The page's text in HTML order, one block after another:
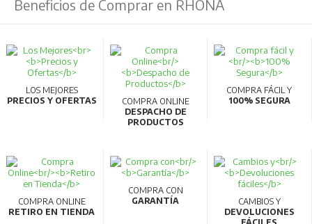
Beneficios de Comprar en RHONA
LOS MEJORES
PRECIOS Y OFERTAS
COMPRA ONLINE
DESPACHO DE
PRODUCTOS
COMPRA FÁCIL Y
100% SEGURA
COMPRA ONLINE
RETIRO EN TIENDA
COMPRA CON
GARANTÍA
CAMBIOS Y
DEVOLUCIONES